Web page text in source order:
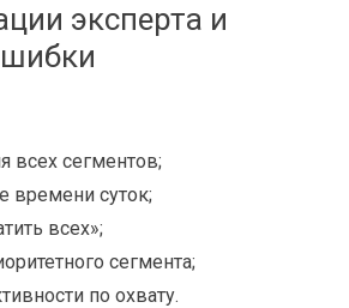
эксперта и
всех сегментов;
времени суток;
всех»;
сегмента;
по охвату.